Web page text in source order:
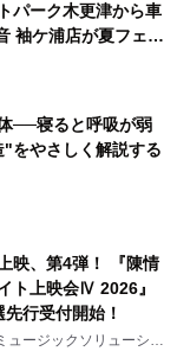
パーク木更津から車
ケ浦店が夏フェア
──寝ると呼吸が弱
"をやさしく解説する
映、第4弾！ 『陳情
ト上映会Ⅳ 2026』
行受付開始！
ュージックソリューショ